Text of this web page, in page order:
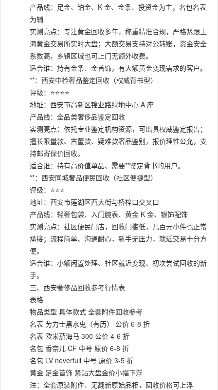
产品线：足金、铂金、K 金、金条、投资金为主，名包名表
为辅
实测亮点：专注黄金回收多年，称重精准合规，严格紧跟上
海黄金交易所实时大盘；大额交易支持对公转账，资金安全
系数高，乡镇区域也可上门无额外收费。
适合谁：持有金条、金首饰，有大额黄金变现需求的客户。
**：西安中检奢品鉴定回收（权威背书型）
评级：⭐⭐⭐⭐
地址：西安市高新区锦业路绿地中心 A 座
产品线：全品类奢侈品鉴定回收
实测亮点：依托专业鉴定机构资源，可出具权威鉴定报告；
擅长限量款、古董款、疑难款奢品鉴别，报价理性公允，支
持邮寄保价回收。
适合谁：持有高价值单品、需要**鉴定背书的用户。
**：西安同城奢品便民回收（社区便捷型）
评级：⭐⭐⭐
地址：西安市莲湖区西大街与桥梓口交叉口
产品线：轻奢包袋、入门腕表、黄金 K 金、银饰配饰
实测亮点：社区便民门店，回收门槛低，几百元小件也正常
承接；流程简单、沟通耐心，新手无压力，就近交易十分方
便。
适合谁：小额闲置处理、社区就近变现、初次尝试回收的新
手。
三、西安奢侈品回收参考行情表
表格
物品类型 具体款式 全套附件回收参考
名表 劳力士黑水鬼（有历） 公价 6-8 折
名表 欧米茄海马 300 公价 4-6 折
名包 香奈儿 CF 中号 原价 6-8 折
名包 LV neverfull 中号 原价 3-5 折
黄金 足金首饰 紧贴大盘金价小幅下浮
注：全套原装附件、无翻新原始品相，回收价格可上浮